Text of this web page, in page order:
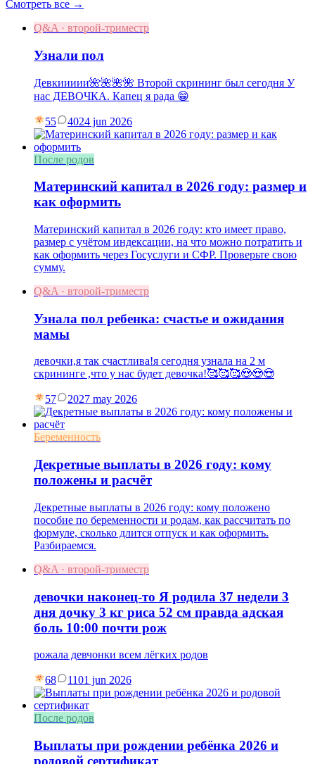
Смотреть все →
Q&A · второй-триместр
Узнали пол
Девкиииии🌺🌺🌺🌺 Второй скрининг был сегодня У
нас ДЕВОЧКА. Капец я рада 😁
55 4024 jun 2026
После родов
Материнский капитал в 2026 году: размер и
как оформить
Материнский капитал в 2026 году: кто имеет право,
размер с учётом индексации, на что можно потратить и
как оформить через Госуслуги и СФР. Проверьте свою
сумму.
Q&A · второй-триместр
Узнала пол ребенка: счастье и ожидания
мамы
девочки,я так счастлива!я сегодня узнала на 2 м
скрининге ,что у нас будет девочка!🥰🥰🥰😍😍😍
57 2027 may 2026
Беременность
Декретные выплаты в 2026 году: кому
положены и расчёт
Декретные выплаты в 2026 году: кому положено
пособие по беременности и родам, как рассчитать по
формуле, сколько длится отпуск и как оформить.
Разбираемся.
Q&A · второй-триместр
девочки наконец-то Я родила 37 недели 3
дня дочку 3 кг риса 52 см правда адская
боль 10:00 почти рож
рожала девчонки всем лёгких родов
68 1101 jun 2026
После родов
Выплаты при рождении ребёнка 2026 и
родовой сертификат